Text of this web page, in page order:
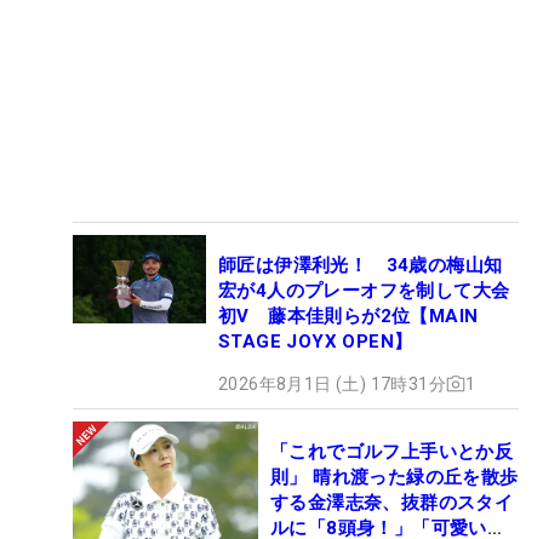
師匠は伊澤利光！ 34歳の梅山知
宏が4人のプレーオフを制して大会
初V 藤本佳則らが2位【MAIN
STAGE JOYX OPEN】
2026年8月1日 (土) 17時31分 1
「これでゴルフ上手いとか反
則」 晴れ渡った緑の丘を散歩
する金澤志奈、抜群のスタイ
ルに「8頭身！」「可愛いに